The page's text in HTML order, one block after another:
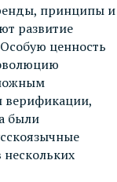
принципы и
развитие
ценность
верификации,
были